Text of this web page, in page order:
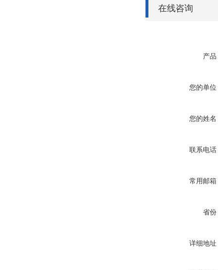
在线咨询
产品
您的单位
您的姓名
联系电话
常用邮箱
省份
详细地址